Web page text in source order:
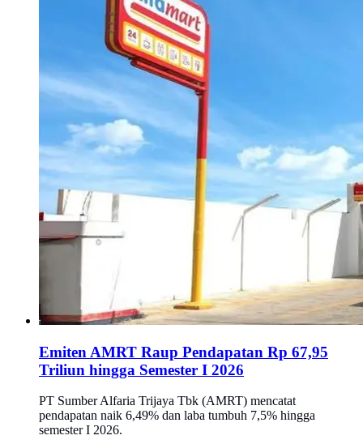
Emiten AMRT Raup Pendapatan Rp 67,95
Triliun hingga Semester I 2026
PT Sumber Alfaria Trijaya Tbk (AMRT) mencatat
pendapatan naik 6,49% dan laba tumbuh 7,5% hingga
semester I 2026.